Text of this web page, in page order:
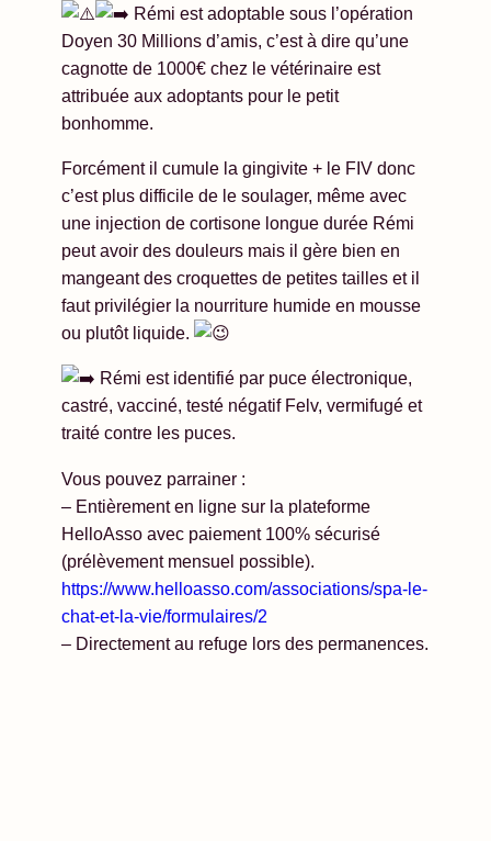
Rémi est adoptable sous l’opération
Doyen 30 Millions d’amis, c’est à dire qu’une
cagnotte de 1000€ chez le vétérinaire est
attribuée aux adoptants pour le petit
bonhomme.
Forcément il cumule la gingivite + le FIV donc
c’est plus difficile de le soulager, même avec
une injection de cortisone longue durée Rémi
peut avoir des douleurs mais il gère bien en
mangeant des croquettes de petites tailles et il
faut privilégier la nourriture humide en mousse
ou plutôt liquide.
Rémi est identifié par puce électronique,
castré, vacciné, testé négatif Felv, vermifugé et
traité contre les puces.
Vous pouvez parrainer :
– Entièrement en ligne sur la plateforme
HelloAsso avec paiement 100% sécurisé
(prélèvement mensuel possible).
https://www.helloasso.com/associations/spa-le-
chat-et-la-vie/formulaires/2
– Directement au refuge lors des permanences.